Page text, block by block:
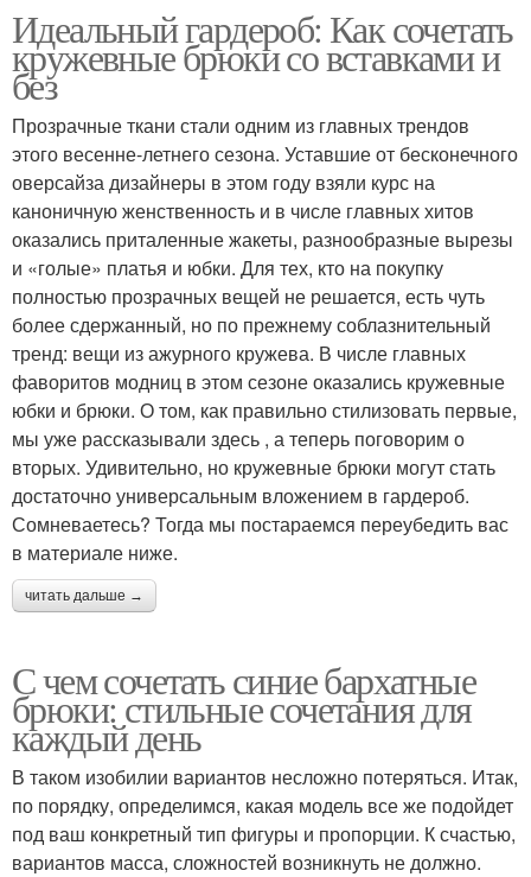
Идеальный гардероб: Как сочетать
кружевные брюки со вставками и
без
Прозрачные ткани стали одним из главных трендов
этого весенне-летнего сезона. Уставшие от бесконечного
оверсайза дизайнеры в этом году взяли курс на
каноничную женственность и в числе главных хитов
оказались приталенные жакеты, разнообразные вырезы
и «голые» платья и юбки. Для тех, кто на покупку
полностью прозрачных вещей не решается, есть чуть
более сдержанный, но по прежнему соблазнительный
тренд: вещи из ажурного кружева. В числе главных
фаворитов модниц в этом сезоне оказались кружевные
юбки и брюки. О том, как правильно стилизовать первые,
мы уже рассказывали здесь , а теперь поговорим о
вторых. Удивительно, но кружевные брюки могут стать
достаточно универсальным вложением в гардероб.
Сомневаетесь? Тогда мы постараемся переубедить вас
в материале ниже.
читать дальше →
С чем сочетать синие бархатные
брюки: стильные сочетания для
каждый день
В таком изобилии вариантов несложно потеряться. Итак,
по порядку, определимся, какая модель все же подойдет
под ваш конкретный тип фигуры и пропорции. К счастью,
вариантов масса, сложностей возникнуть не должно.